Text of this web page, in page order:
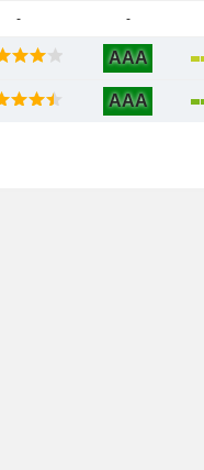
- -
AAA
AAA